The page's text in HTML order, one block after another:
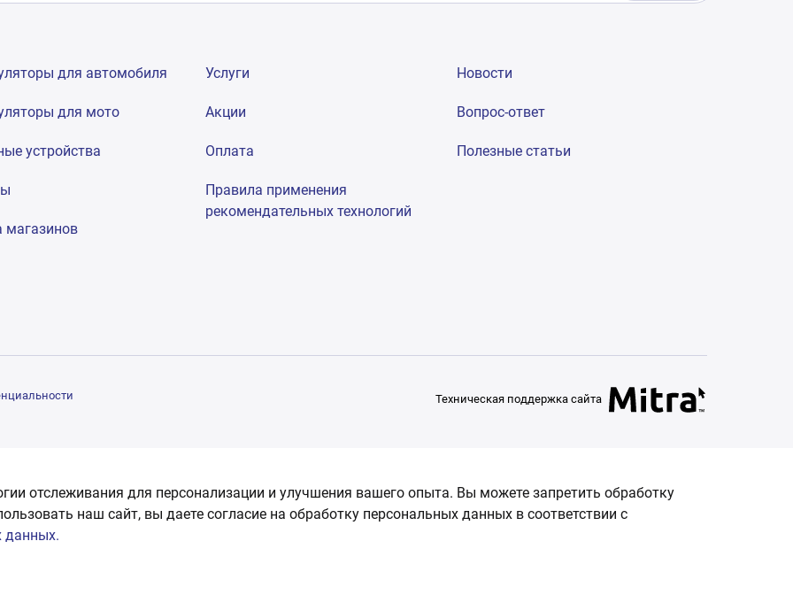
для автомобиля
для мото
устройства
магазинов
Услуги
Акции
Оплата
Правила применения
рекомендательных технологий
Новости
Вопрос-ответ
Полезные статьи
Техническая поддержка сайта
отслеживания для персонализации и улучшения вашего опыта. Вы можете запретить обработку
наш сайт, вы даете согласие на обработку персональных данных в соответствии с
данных.